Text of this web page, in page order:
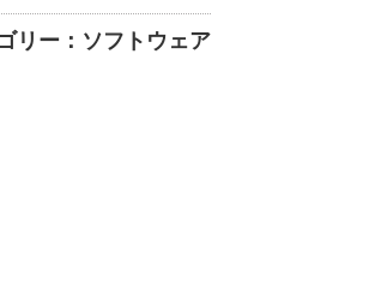
リー：ソフトウェア